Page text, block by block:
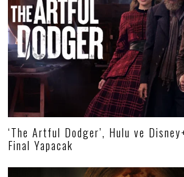
‘The Artful Dodger’, Hulu ve
Final Yapacak